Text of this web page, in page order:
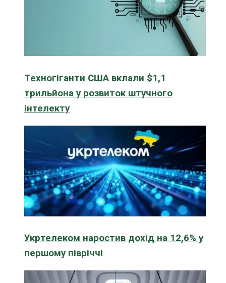
Техногіганти США вклали $1,1
трильйона у розвиток штучного
інтелекту
Укртелеком наростив дохід на 12,6% у
першому півріччі